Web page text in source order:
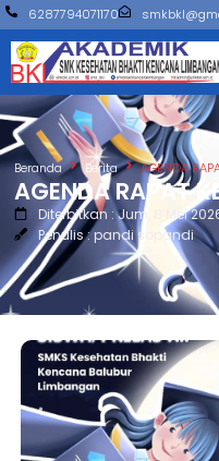
6287794071170
Beranda Berita AGENDA
AGENDA RAPAT
Diterbitkan : Jum, 8 Mei
Penulis : pandi sopandi